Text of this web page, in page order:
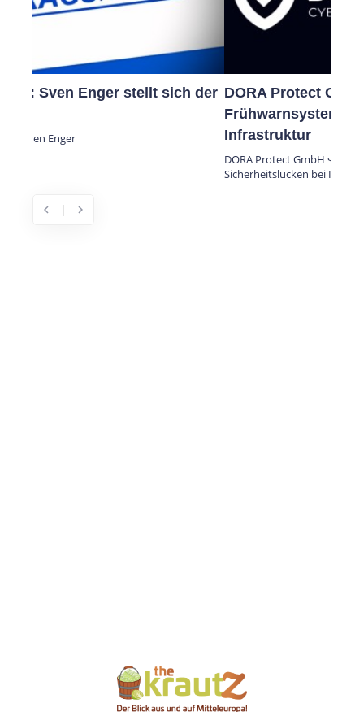
DORA Protect GmbH schließt mit
Frühwarnsystem Sicherheitslücken bei IT-
Infrastruktur
DORA Protect GmbH schließt mit Frühwarnsystem
chevron_left chevron_right